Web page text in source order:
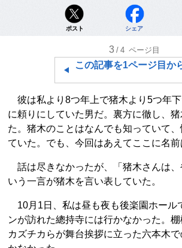
ポスト シェア
3 /4 ページ目
この記事を1ページ目か
彼は私より8つ年上で猪木より5つ年
に頼りにしていた男だ。裏方に徹し、
た。猪木のことはなんでも知っていて
ていた。でも、今回はあえてここに名前
話は尽きなかったが、「猪木さんは、
いう一言が猪木を言い表していた。
10月1日、私は昼も夜も後楽園ホール
ンが訪れた總持寺には行かなかった。棚
カズチカらが舞台挨拶に立った六本木